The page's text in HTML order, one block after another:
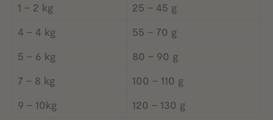
1 – 2 kg
25 – 45 g
4 – 4 kg
55 – 70 g
5 – 6 kg
80 – 90 g
7 – 8 kg
100 – 110 g
9 – 10kg
120 – 130 g